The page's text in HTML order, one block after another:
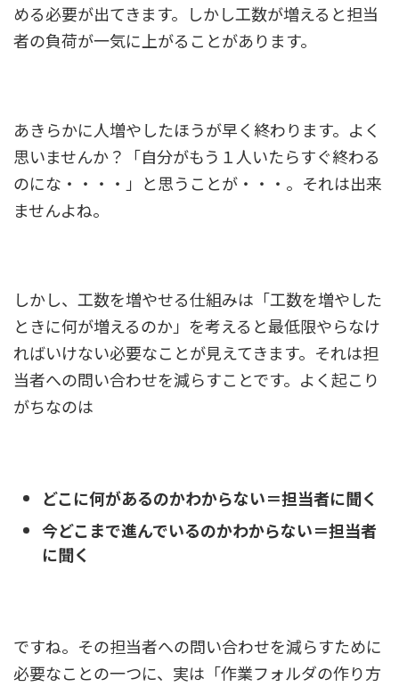
める必要が出てきます。しかし工数が増えると担当
者の負荷が一気に上がることがあります。
あきらかに人増やしたほうが早く終わります。よく
思いませんか？「自分がもう１人いたらすぐ終わる
のにな・・・・」と思うことが・・・。それは出来
ませんよね。
しかし、工数を増やせる仕組みは「工数を増やした
ときに何が増えるのか」を考えると最低限やらなけ
ればいけない必要なことが見えてきます。 それは担
当者への問い合わせを減らすことです。よく起こり
がちなのは
どこに何があるのかわからない＝担当者に聞く
今どこまで進んでいるのかわからない＝担当者
に聞く
ですね。 その担当者への問い合わせを減らすために
必要なことの一つに、 実は「作業フォルダの作り方